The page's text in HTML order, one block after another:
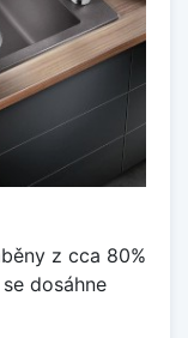
z cca 80%
dosáhne